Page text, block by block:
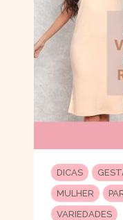
DICAS
MULHER
VARIEDADES